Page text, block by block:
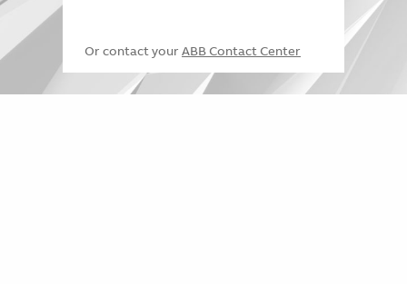
Or contact your ABB Contact Center